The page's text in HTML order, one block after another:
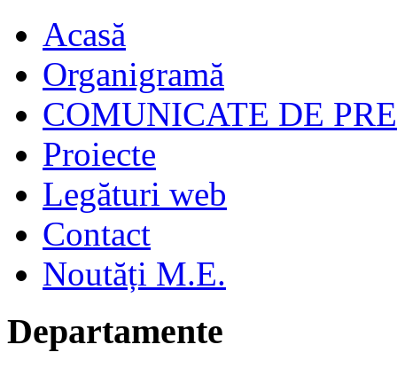
Acasă
Organigramă
COMUNICATE DE
Proiecte
Legături web
Contact
Noutăți M.E.
Departamente